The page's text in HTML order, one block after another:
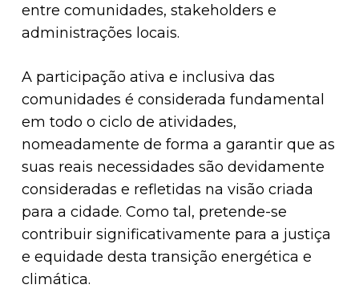
entre comunidades, stakeholders e
administrações locais.
A participação ativa e inclusiva das
comunidades é considerada fundamental
em todo o ciclo de atividades,
nomeadamente de forma a garantir que as
suas reais necessidades são devidamente
consideradas e refletidas na visão criada
para a cidade. Como tal, pretende-se
contribuir significativamente para a justiça
e equidade desta transição energética e
climática.